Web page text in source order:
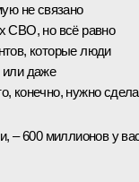
не связано
СВО, но всё равно
которые люди
или даже
конечно, нужно
– 600 миллионов у